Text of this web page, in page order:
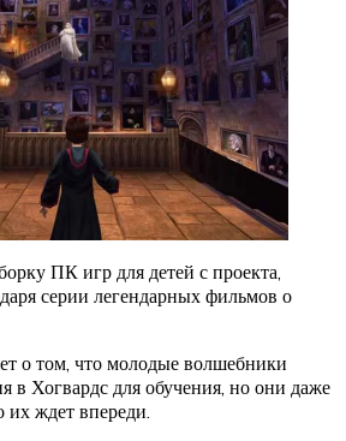
ПК игр для детей с проекта,
серии легендарных фильмов о
о том, что молодые волшебники
в Хогвардс для обучения, но они даже
их ждет впереди.